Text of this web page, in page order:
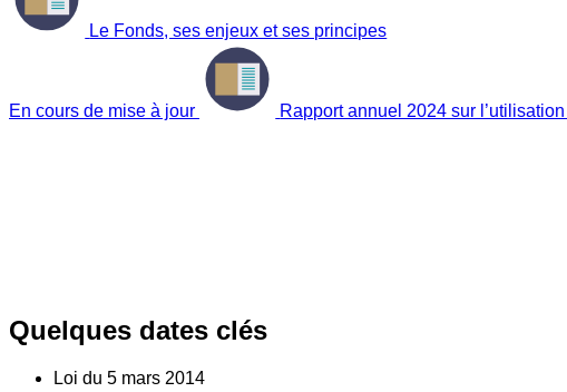
Le Fonds, ses enjeux et ses principes
En cours de mise à jour Rapport annuel 2024 sur
Quelques dates clés
Loi du 5 mars 2014